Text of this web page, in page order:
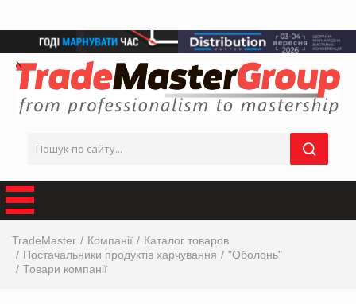
TradeMaster Компанії
Каталог товаров
Постачальники продуктів харчування
"Оболонь"
Товари компанії